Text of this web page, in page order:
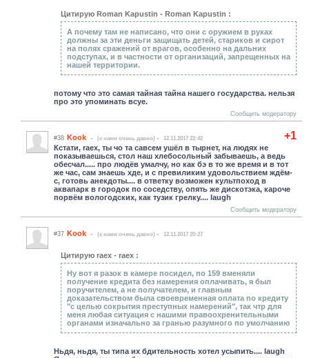
Цитирую Roman Kapustin - Roman Kapustin :
А почему там не написано, что они с оружием в руках
должны за эти деньги защищать детей, стариков и сирот
на полях сражений от врагов, особенно на дальних
подступах, и в частности от организаций, запрещенных на
нашей территории.
потому что это самая тайная тайна нашего государства. нельзя
про это упоминать всуе.
Сообщить модератору
+1
#38 Kook (c нами очень давно) 12.11.2017 22:42
Кстати, raex, ты чо та савсем ушёл в тырнет, на людях не
показываешься, стол наш хлебосольный забываешь, а ведь
обесчал..... про людёв умалчу, но как бэ в то же время и в тот
же час, сам знаешь хде, и с превиликим удовольствием ждём-
с, готовь анекдоты.... в ответку возможен культпоход в
аквапарк в городок по соседству, опять же дискотэка, кароче
порвём вологодских, как тузик грелку.... laugh
Сообщить модератору
#37 Kook (c нами очень давно) 12.11.2017 20:27
Цитирую raex - raex :
Ну вот я разок в камере посидел, по 159 вменяли
получение кредита без намерения оплачивать, я был
поручителем, а не получателем, и главным
доказательством была своевременная оплата по кредиту
"с целью сокрытия преступных намерений", так чтр для
меня любая ситуация с нашими правоохренительными
органами изначально за гранью разумного по умолчанию
Ньдя, ньдя, ты типа их бдительность хотел усыпить.... laugh